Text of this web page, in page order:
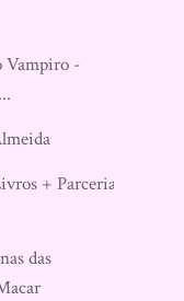
Vampiro -
+ Parceria:
das